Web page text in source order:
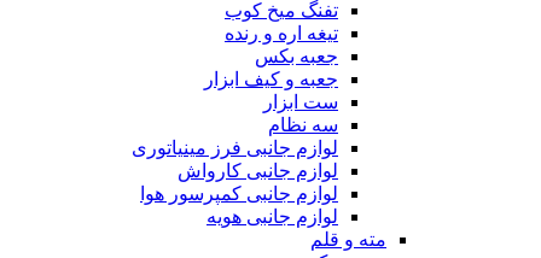
تفنگ میخ کوب
تیغه اره و رنده
جعبه بکس
جعبه و کیف ابزار
ست ابزار
سه نظام
لوازم جانبی فرز مینیاتوری
لوازم جانبی کارواش
لوازم جانبی کمپرسور هوا
لوازم جانبی هویه
مته و قلم